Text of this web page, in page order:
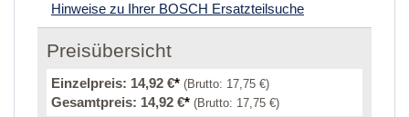
Hinweise zu Ihrer BOSCH Ersatzteilsuche
Preisübersicht
Einzelpreis: 14,92 €* (Brutto: 17,75 €)
Gesamtpreis: 14,92 €* (Brutto: 17,75 €)